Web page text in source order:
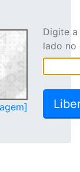
Digite
lado no